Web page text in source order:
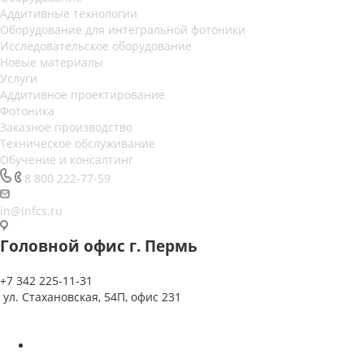
Аддитивные технологии
Оборудование для интегральной фотоники
Исследовательское оборудование
Новые материалы
Услуги
Аддитивное проектирование
Фотоника
Заказное производство
Техническое обслуживание
Обучение и консалтинг
8 800 222-77-59
in@infcs.ru
Головной офис г. Пермь
+7 342 225-11-31
ул. Стахановская, 54П, офис 231